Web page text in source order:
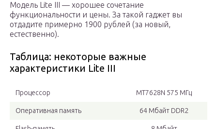
Модель Lite III — хорошее сочетание
функциональности и цены. За такой гаджет вы
отдадите примерно 1900 рублей (за новый,
естественно).
Таблица: некоторые важные
характеристики Lite III
Процессор MT7628N 575 МГц
Оперативная память 64 Мбайт DDR2